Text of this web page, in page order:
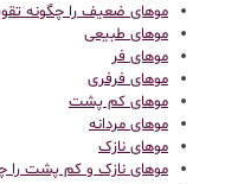
موهای ضعیف را چگونه
موهای طبیعی
موهای فر
موهای فرفری
موهای کم پشت
موهای مردانه
موهای نازک
موهای نازک و کم پشت را